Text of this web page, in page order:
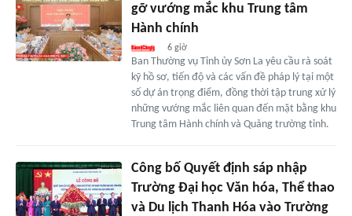
gỡ vướng mắc khu Trung tâm
Hành chính
6 giờ
Ban Thường vụ Tỉnh ủy Sơn La yêu cầu rà soát
kỹ hồ sơ, tiến độ và các vấn đề pháp lý tại một
số dự án trọng điểm, đồng thời tập trung xử lý
những vướng mắc liên quan đến mặt bằng khu
Trung tâm Hành chính và Quảng trường tỉnh.
Công bố Quyết định sáp nhập
Trường Đại học Văn hóa, Thể thao
và Du lịch Thanh Hóa vào Trường